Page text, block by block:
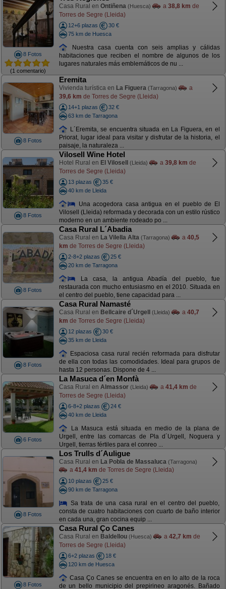
8 Fotos
(1 comentario)
Casa Rural en Ontiñena (Huesca) a 38,8 km de
Torres de Segre (Lleida)
12+6 plazas
30 €
75 km de Huesca
Nuestra casa cuenta con seis amplias y cálidas
habitaciones que reciben el nombre de algunos de los
lugares naturales más emblemáticos de nu ...
8 Fotos
Eremita
Vivienda turística en La Figuera (Tarragona)
a
39,6 km de Torres de Segre (Lleida)
14+1 plazas
32 €
63 km de Tarragona
L´Eremita, se encuentra situada en La Figuera, en el
Priorat, lugar ideal para visitar y disfrutar de la historia, el
paisaje, la naturaleza ...
8 Fotos
Vilosell Wine Hotel
Hotel Rural en El Vilosell (Lleida) a 39,8 km de
Torres de Segre (Lleida)
13 plazas
35 €
40 km de Lleida
Una acogedora casa antigua en el pueblo de El
Vilosell (Lleida) reformada y decorada con un estilo rústico
moderno en un ambiente rodeado po ...
8 Fotos
Casa Rural L´Abadia
Casa Rural en La Vilella Alta (Tarragona) a 40,5
km de Torres de Segre (Lleida)
2-8+2 plazas
25 €
20 km de Tarragona
La casa, la antigua Abadía del pueblo, fue
restaurada con mucho entusiasmo en el 2010. Situada en
el centro del pueblo, tiene capacidad para ...
8 Fotos
Casa Rural Namasté
Casa Rural en Bellcaire d´Urgell (Lleida) a 40,7
km de Torres de Segre (Lleida)
12 plazas
30 €
35 km de Lleida
Espaciosa casa rural recién reformada para disfrutar
de ella con todas las comodidades. Ideal para grupos de
hasta 12 personas. Dispone de 4 ...
6 Fotos
La Masuca d´en Monfà
Casa Rural en Almassor (Lleida) a 41,4 km de
Torres de Segre (Lleida)
6-8+2 plazas
24 €
40 km de Lleida
La Masuca está situada en medio de la plana de
Urgell, entre las comarcas de Pla d´Urgell, Noguera y
Urgell, tierras fértiles para el conreo ...
8 Fotos
Los Trulls d´Auligue
Casa Rural en La Pobla de Massaluca (Tarragona)
a 41,4 km de Torres de Segre (Lleida)
10 plazas
25 €
90 km de Tarragona
Sa trata de una casa rural en el centro del pueblo,
consta de cuatro habitaciones con cuarto de baño interior
en cada una, gran cocina equip ...
8 Fotos
Casa Rural Ço Canes
Casa Rural en Baldellou (Huesca) a 42,7 km de
Torres de Segre (Lleida)
6+2 plazas
18 €
120 km de Huesca
Casa Ço Canes se encuentra en en lo alto de la roca
de un bello municipio del prepirineo aragonés. Bañado